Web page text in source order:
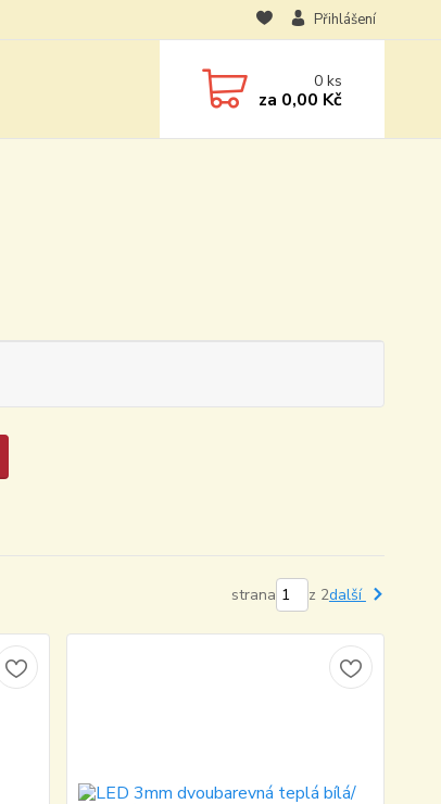
Přihlášení
0ks
za 0,00 Kč
strana z 2další